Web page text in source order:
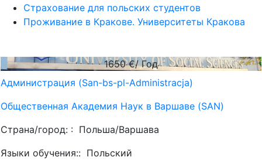
Страхование для польских студентов
Проживание в Кракове. Университеты Кракова
1650€/ Год
Администрация (San-bs-pl-Administracja)
Общественная Академия Наук в Варшаве (SAN)
Страна/город: : Польша/Варшава
Языки обучения:: Польский